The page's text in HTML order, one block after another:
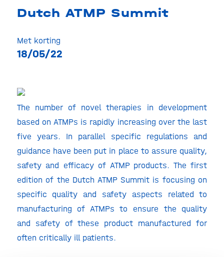
Dutch ATMP Summit
Met korting
18/05/22
The number of novel therapies in development
based on ATMPs is rapidly increasing over the last
five years. In parallel specific regulations and
guidance have been put in place to assure quality,
safety and efficacy of ATMP products. The first
edition of the Dutch ATMP Summit is focusing on
specific quality and safety aspects related to
manufacturing of ATMPs to ensure the quality
and safety of these product manufactured for
often critically ill patients.